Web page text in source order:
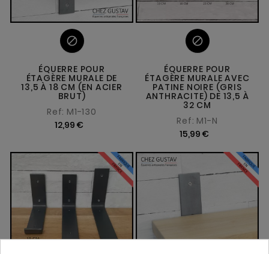

ÉQUERRE POUR
ÉTAGÈRE MURALE DE
13,5 À 18 CM (EN ACIER
BRUT)
Ref: M1-130
12,99 €

ÉQUERRE POUR
ÉTAGÈRE MURALE AVEC
PATINE NOIRE (GRIS
ANTHRACITE) DE 13,5 À
32 CM
Ref: M1-N
15,99 €